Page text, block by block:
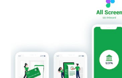
应该具备良好的扩展性，能够适